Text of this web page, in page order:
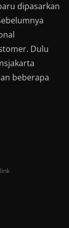
dipasarkan
Dulu
beberapa